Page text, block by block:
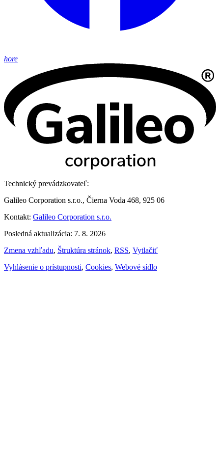
hore
Technický prevádzkovateľ:
Galileo Corporation s.r.o., Čierna Voda 468, 925 06
Kontakt: Galileo Corporation s.r.o.
Posledná aktualizácia: 7. 8. 2026
Zmena vzhľadu, Štruktúra stránok, RSS, Vytlačiť
Vyhlásenie o prístupnosti, Cookies, Webové sídlo